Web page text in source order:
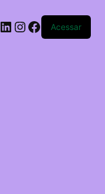
LinkedIn
Instagram
Facebook
Acessar